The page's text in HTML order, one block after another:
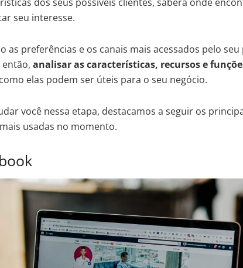
dos seus possíveis clientes, saberá onde
seu interesse.
as preferências e os canais mais acessados pelo
então, analisar as características, recursos e
elas podem ser úteis para o seu negócio.
você nessa etapa, destacamos a seguir os
usadas no momento.